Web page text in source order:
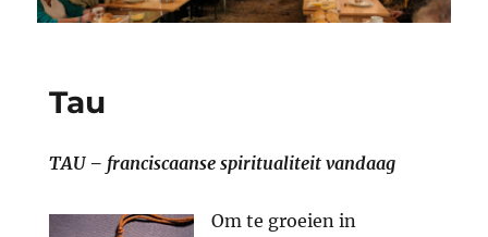
Tau
TAU– franciscaanse spiritualiteit vandaag
Om te groeien in